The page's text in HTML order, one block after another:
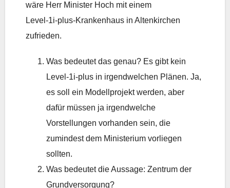
wäre Herr Minister Hoch mit einem
Level-1i-plus-Krankenhaus in Altenkirchen
zufrieden.
Was bedeutet das genau? Es gibt kein
Level-1i-plus in irgendwelchen Plänen. Ja,
es soll ein Modellprojekt werden, aber
dafür müssen ja irgendwelche
Vorstellungen vorhanden sein, die
zumindest dem Ministerium vorliegen
sollten.
Was bedeutet die Aussage: Zentrum der
Grundversorgung?